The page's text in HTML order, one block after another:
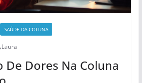
SAÚDE DA COLUNA
Laura
De Dores Na Coluna